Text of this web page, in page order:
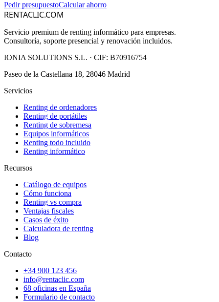
Pedir presupuestoCalcular ahorro
RENTACLIC.COM
Servicio premium de renting informático para empresas.
Consultoría, soporte presencial y renovación incluidos.
IONIA SOLUTIONS S.L. · CIF: B70916754
Paseo de la Castellana 18, 28046 Madrid
Servicios
Renting de ordenadores
Renting de portátiles
Renting de sobremesa
Equipos informáticos
Renting todo incluido
Renting informático
Recursos
Catálogo de equipos
Cómo funciona
Renting vs compra
Ventajas fiscales
Casos de éxito
Calculadora de renting
Blog
Contacto
+34 900 123 456
info@rentaclic.com
68 oficinas en España
Formulario de contacto